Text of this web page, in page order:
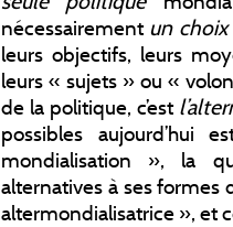
nécessairement un choix
leurs objectifs, leurs
leurs « sujets » ou «
de la politique, c’est
possibles
mondialisation », la
alternatives à ses formes
altermondialisatrice », et